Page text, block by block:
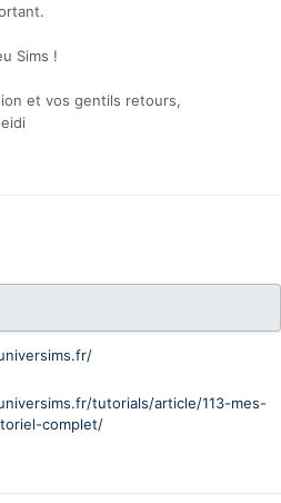
Sims !
et vos gentils retours,
tutorials/article/113-mes-
complet/